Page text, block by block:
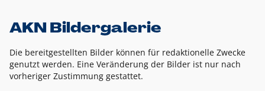
AKN Bildergalerie
Die bereitgestellten Bilder können für redaktionelle Zwecke
genutzt werden. Eine Veränderung der Bilder ist nur nach
vorheriger Zustimmung gestattet.